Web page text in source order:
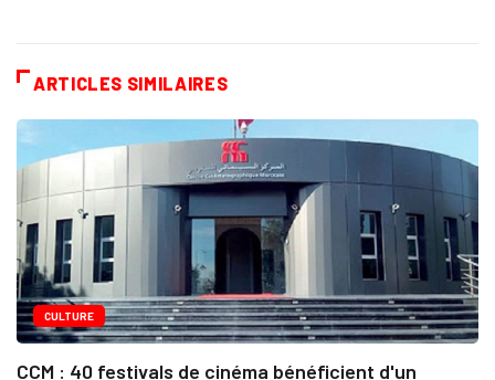
ARTICLES SIMILAIRES
CULTURE
CCM : 40 festivals de cinéma bénéficient d'un